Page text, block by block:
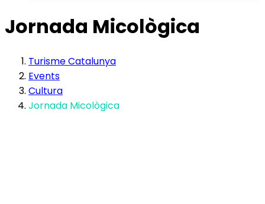
Jornada Micològica
Turisme Catalunya
Events
Cultura
Jornada Micològica